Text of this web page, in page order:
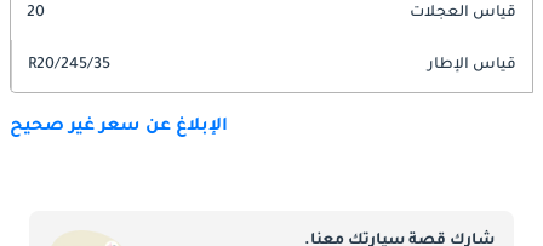
قياس العجلات 20
قياس الإطار 245/35/R20
الإبلاغ عن سعر غير صحيح
شارك قصة سيارتك معنا.